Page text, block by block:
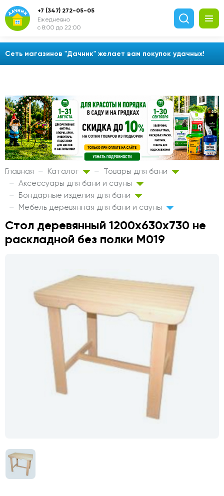
Сеть магазинов "Дачник" желает вам покупок удачных!
+7 (347) 272-05-05
Ежедневно
с 8:00 до 22:00
Главная Каталог
Товары для бани
Аксессуары для бани и сауны
Бондарные изделия для бани
Мебель деревянная для бани и сауны
Стол деревянный 1200х630х730 не
раскладной без полки М019